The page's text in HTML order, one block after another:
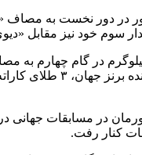
در دور نخست به
سوم خود نیز مقابل
کنار رفت.